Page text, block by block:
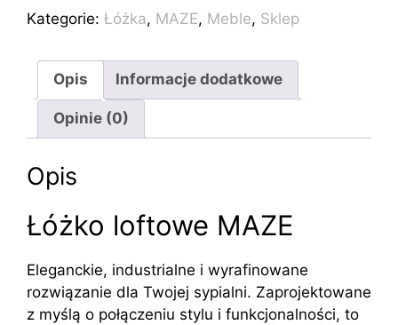
MAZE
120x200cm
Kategorie: Łóżka, MAZE, Meble, Sklep
Opis Informacje dodatkowe
Opinie (0)
Opis
Łóżko loftowe MAZE
Eleganckie, industrialne i wyrafinowane
rozwiązanie dla Twojej sypialni. Zaprojektowane
z myślą o połączeniu stylu i funkcjonalności, to